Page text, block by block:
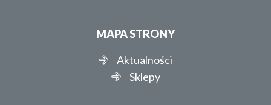
MAPA STRONY
Aktualności
Sklepy